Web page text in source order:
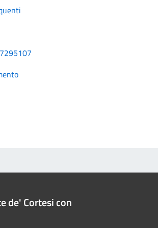
de' Cortesi con